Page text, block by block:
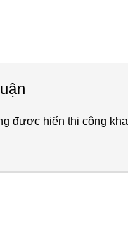
được hiển thị công